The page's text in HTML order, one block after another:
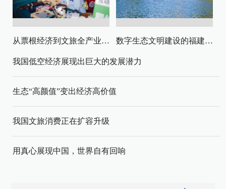
从票根经济到文旅全产业链升级 数字生态文明建设的福建路径与启示
我国低空经济展现出巨大的发展潜力
生态“高颜值”变出经济高价值
我国文旅消费正在扩容升级
用真心展现中国，世界自有回响